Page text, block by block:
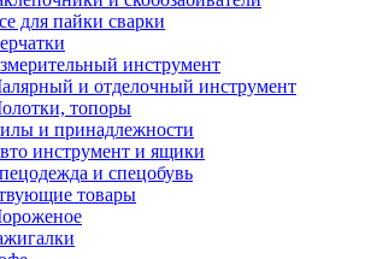
для пайки сварки
инструмент
и отделочный инструмент
топоры
и принадлежности
инструмент и ящики
и спецобувь
товары